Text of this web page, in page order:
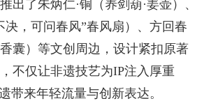
出了朱炳仁·铜（养剑葫·姜壶）、
决，可问春风”春风扇）、方回春
囊）等文创周边，设计紧扣原著
不仅让非遗技艺为IP注入厚重
带来年轻流量与创新表达。